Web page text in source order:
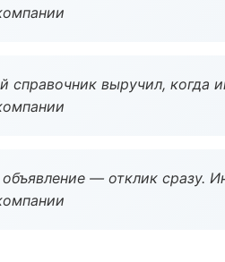
справочник выручил, когда
— отклик сразу.